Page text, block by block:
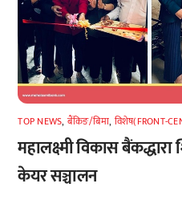
TOP NEWS, बैंकिङ/बिमा, विशेष(FRONT-
महालक्ष्मी विकास
केयर सञ्चालन